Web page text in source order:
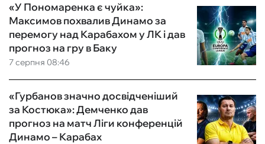
7 серпня 08:46
«У Пономаренка є чуйка»:
Максимов похвалив Динамо за
перемогу над Карабахом у ЛК і дав
прогноз на гру в Баку
«Гурбанов значно досвідченіший
за Костюка»: Демченко дав
прогноз на матч Ліги конференцій
Динамо – Карабах